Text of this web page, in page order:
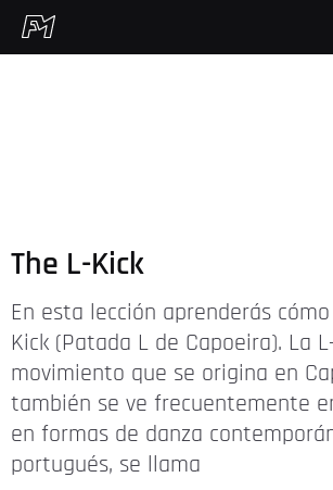
The L-Kick
En esta lección aprenderás
Kick (Patada L de Capoeira). La
movimiento que se origina en
también se ve frecuentemente
en formas de danza
portugués, se llama